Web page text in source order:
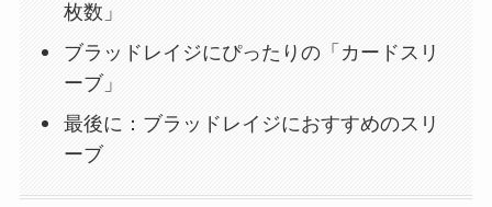
枚数」
ブラッドレイジにぴったりの「カードスリ
ーブ」
最後に：ブラッドレイジにおすすめのスリ
ーブ